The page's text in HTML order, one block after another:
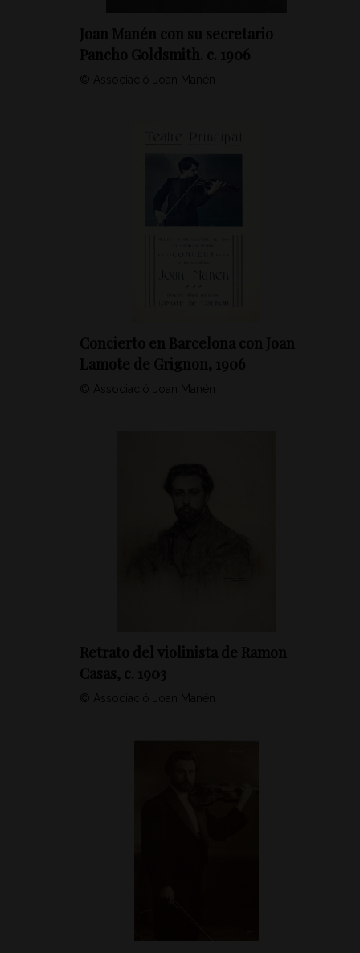
Joan Manén con su secretario
Pancho Goldsmith. c. 1906
© Associació Joan Manén
Concierto en Barcelona con Joan
Lamote de Grignon, 1906
© Associació Joan Manén
Retrato del violinista de Ramon
Casas, c. 1903
© Associació Joan Manén